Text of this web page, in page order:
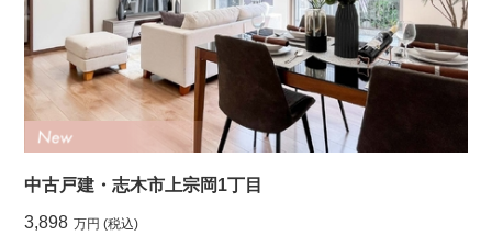
中古戸建・志木市上宗岡1丁目
3,898 万円 (税込)